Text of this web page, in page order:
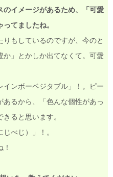
のイメージがあるため、「可愛
てましたね。
りもしているのですが、今のと
か」とかしか出てなくて。可愛
インボーベジタブル」！。ピー
あるから、「色んな個性があっ
ると思います。
じべじ）」！。